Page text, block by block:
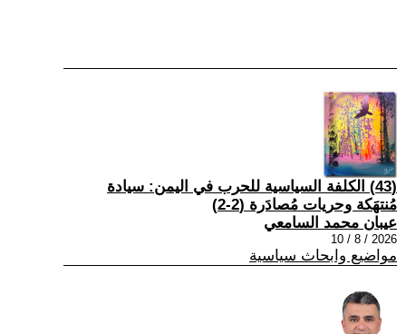
(43) الكلفة السياسية للحرب في اليمن: سيادة
مُنتهَكة وحريات مُصادَرة (2-2)
عيبان محمد السامعي
2026 / 8 / 10
مواضيع وابحاث سياسية